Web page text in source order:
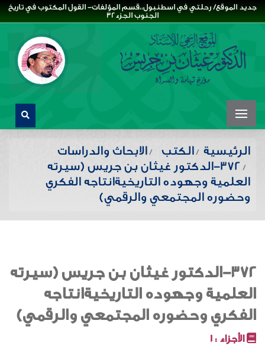
جديد الموقع/ رحلتي في اسطنبول،،قسم المؤلفات- القول المكتوب في تاريخ
الجنوب الجزء32
الرئيسية الكتب
الابحاث والدراسات
372-الدكتور غيثان بن جريس (سيرته
العلمية وجهوده التاريخيةانتاجه الفكري
وحضوره المجتمعي والرقمي)
372-الدكتور غيثان بن جريس (سيرته
العلمية وجهوده التاريخيةانتاجه
الفكري وحضوره المجتمعي والرقمي)
الأجزاء : 1